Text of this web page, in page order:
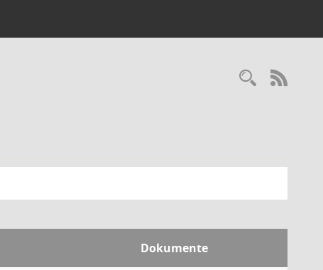
Dokumente